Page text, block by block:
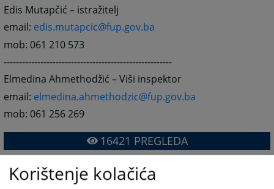
Edis Mutapčić – istražitelj
email: edis.mutapcic@fup.gov.ba
mob: 061 210 573
-------------------------------------------------------
Elmedina Ahmethodžić – Viši inspektor
email: elmedina.ahmethodzic@fup.gov.ba
mob: 061 256 269
16421 PREGLEDA
Korištenje kolačića